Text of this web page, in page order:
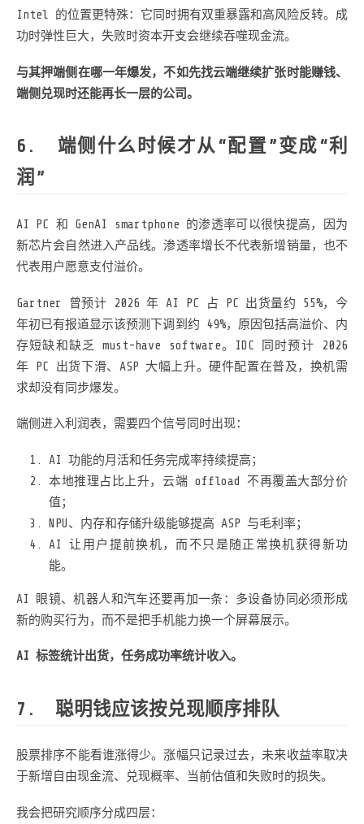
Intel 的位置更特殊：它同时拥有双重暴露和高风险反转。成
功时弹性巨大，失败时资本开支会继续吞噬现金流。
与其押端侧在哪一年爆发，不如先找云端继续扩张时能赚钱、
端侧兑现时还能再长一层的公司。
端侧什么时候才从“配置”变成“利
润”
AI PC 和 GenAI smartphone 的渗透率可以很快提高，因为
新芯片会自然进入产品线。渗透率增长不代表新增销量，也不
代表用户愿意支付溢价。
Gartner 曾预计 2026 年 AI PC 占 PC 出货量约 55%，今
年初已有报道显示该预测下调到约 49%，原因包括高溢价、内
存短缺和缺乏 must-have software。IDC 同时预计 2026
年 PC 出货下滑、ASP 大幅上升。硬件配置在普及，换机需
求却没有同步爆发。
端侧进入利润表，需要四个信号同时出现：
AI 功能的月活和任务完成率持续提高；
本地推理占比上升，云端 offload 不再覆盖大部分价
值；
NPU、内存和存储升级能够提高 ASP 与毛利率；
AI 让用户提前换机，而不只是随正常换机获得新功
能。
AI 眼镜、机器人和汽车还要再加一条：多设备协同必须形成
新的购买行为，而不是把手机能力换一个屏幕展示。
AI 标签统计出货，任务成功率统计收入。
聪明钱应该按兑现顺序排队
股票排序不能看谁涨得少。涨幅只记录过去，未来收益率取决
于新增自由现金流、兑现概率、当前估值和失败时的损失。
我会把研究顺序分成四层：